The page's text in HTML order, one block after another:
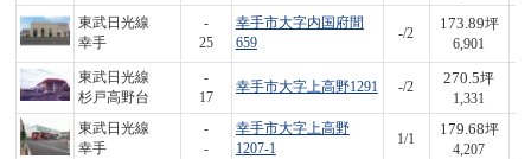
東武日光線
幸手
-
25
幸手市大字内国府間
659
-/2
173.89坪
6,901
東武日光線
杉戸高野台
-
17
幸手市大字上高野1291 -/2
270.5坪
1,331
東武日光線
幸手
-
-
幸手市大字上高野
1207-1
1/1
179.68坪
4,207